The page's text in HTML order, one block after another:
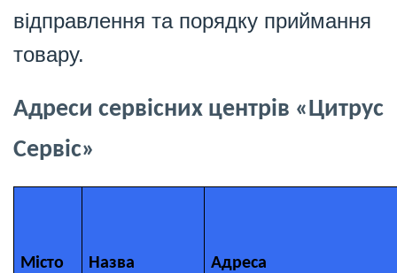
відправлення та порядку приймання
товару.
Адреси сервісних центрів «Цитрус
Сервіс»
Місто Назва Адреса